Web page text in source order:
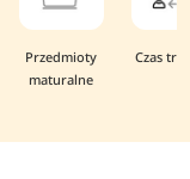
Przedmioty
maturalne
Czas